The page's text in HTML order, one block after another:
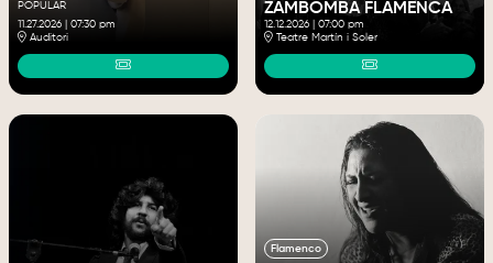
POPULAR
11.27.2026| 07:30 pm
Auditori
ZAMBOMBA FLAMENCA
12.12.2026| 07:00 pm
Teatre Martín i Soler
Flamenco